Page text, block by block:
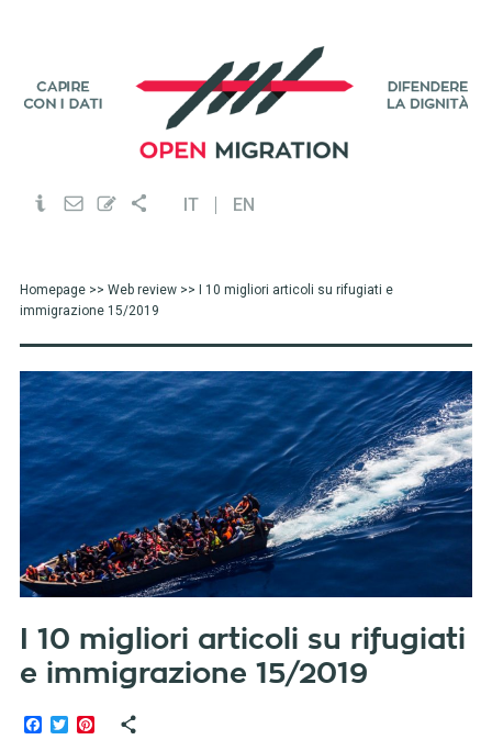
IT EN
Homepage>> Web review>> I 10 migliori articoli su rifugiati e
immigrazione 15/2019
I 10 migliori articoli su rifugiati
e immigrazione 15/2019
Facebook
TwitterPinterest